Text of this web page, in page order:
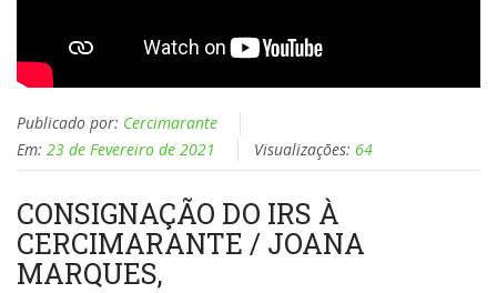
Publicado por: Cercimarante
Em: 23 de Fevereiro de 2021 Visualizações: 64
CONSIGNAÇÃO DO IRS À
CERCIMARANTE / JOANA
MARQUES,